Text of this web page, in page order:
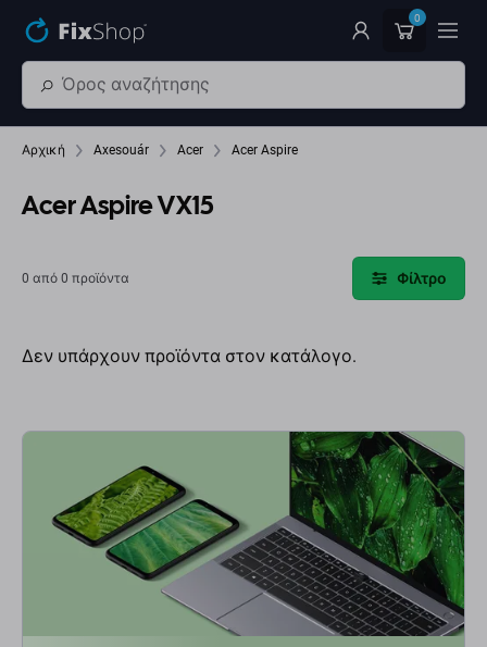
0
Αρχική Axesouár Acer Acer Aspire
Acer Aspire VX15
0 από 0 προϊόντα Φίλτρο
Δεν υπάρχουν προϊόντα στον κατάλογο.